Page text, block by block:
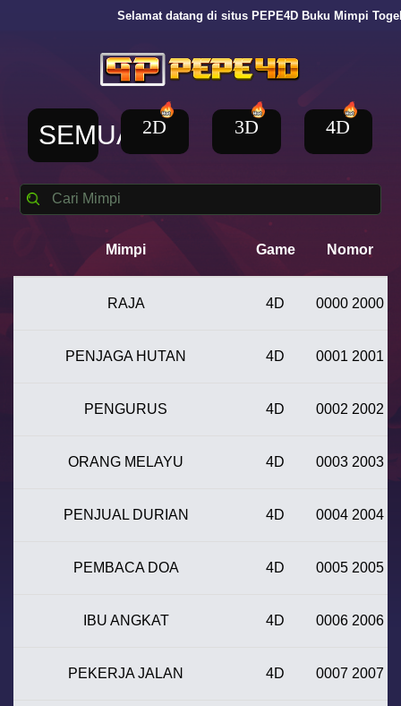
Selamat datang di situs PEPE4D Buku Mimpi Togel
SEMUA 2D 3D 4D
Mimpi Game Nomor
RAJA 4D 0000 2000
PENJAGA HUTAN 4D 0001 2001
PENGURUS 4D 0002 2002
ORANG MELAYU 4D 0003 2003
PENJUAL DURIAN 4D 0004 2004
PEMBACA DOA 4D 0005 2005
IBU ANGKAT 4D 0006 2006
PEKERJA JALAN 4D 0007 2007